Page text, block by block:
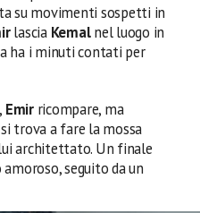
su movimenti sospetti in
lascia Kemalnel luogo in
ha i minuti contati per
Emirricompare, ma
trova a fare la mossa
architettato. Un finale
seguito da un